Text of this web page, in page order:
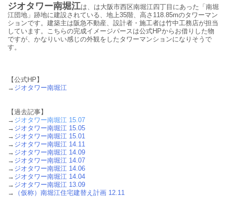
ジオタワー南堀江は、は大阪市西区南堀江四丁目にあった「南堀
江団地」跡地に建設されている、地上35階、高さ118.85mのタワーマン
ションです。建築主は阪急不動産、設計者・施工者は竹中工務店が担当
しています。こちらの完成イメージパースは公式HPからお借りした物
ですが、かなりいい感じの外観をしたタワーマンションになりそうで
す。
【公式HP】
→ ジオタワー南堀江
【過去記事】
→ ジオタワー南堀江 15.07
→ ジオタワー南堀江 15.05
→ ジオタワー南堀江 15.01
→ ジオタワー南堀江 14.11
→ ジオタワー南堀江 14.09
→ ジオタワー南堀江 14.07
→ ジオタワー南堀江 14.06
→ ジオタワー南堀江 14.04
→ ジオタワー南堀江 13.09
→
（仮称）南堀江住宅建替え計画 12.11